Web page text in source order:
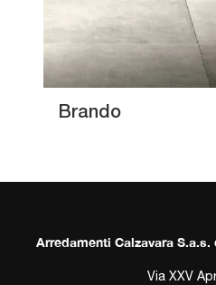
Brando
Arredamenti Calzavara
Via XXV